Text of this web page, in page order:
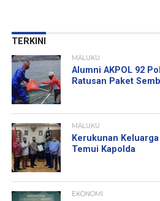
TERKINI
MALUKU
Alumni AKPOL 92
Ratusan Paket
MALUKU
Kerukunan
Temui Kapolda
EKONOMI